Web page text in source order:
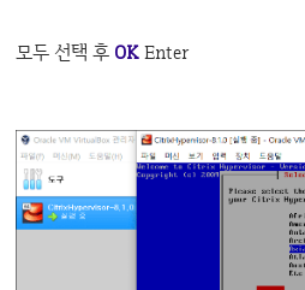
모두 선택 후 OKEnter